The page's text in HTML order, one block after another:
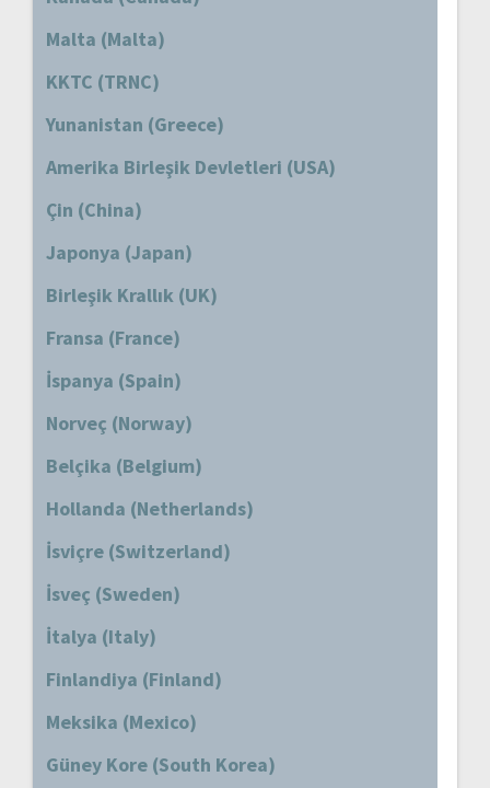
Malta (Malta)
KKTC (TRNC)
Yunanistan (Greece)
Amerika Birleşik Devletleri (USA)
Çin (China)
Japonya (Japan)
Birleşik Krallık (UK)
Fransa (France)
İspanya (Spain)
Norveç (Norway)
Belçika (Belgium)
Hollanda (Netherlands)
İsviçre (Switzerland)
İsveç (Sweden)
İtalya (Italy)
Finlandiya (Finland)
Meksika (Mexico)
Güney Kore (South Korea)